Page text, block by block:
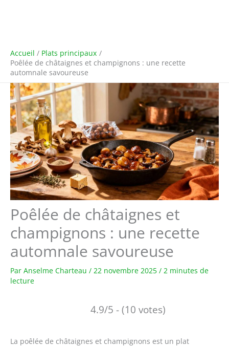
Accueil
Plats principaux
Poêlée de châtaignes et champignons : une recette
automnale savoureuse
Poêlée de châtaignes et
champignons : une recette
automnale savoureuse
Par Anselme Charteau / 22 novembre 2025 / 2 minutes de
lecture
4.9/5 - (10 votes)
La poêlée de châtaignes et champignons est un plat